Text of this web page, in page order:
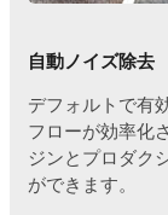
自動ノイズ除去
デフォルトで有
フローが効率化
ジンとプロダク
ができます。